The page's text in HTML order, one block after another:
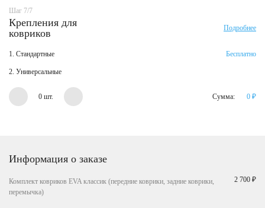
Шаг 7/7
Крепления для
ковриков
Подробнее
1. Стандартные Бесплатно
2. Универсальные
0 шт. Сумма: 0 ₽
Информация о заказе
Комплект ковриков EVA классик (передние коврики, задние коврики,
перемычка)
2 700 ₽